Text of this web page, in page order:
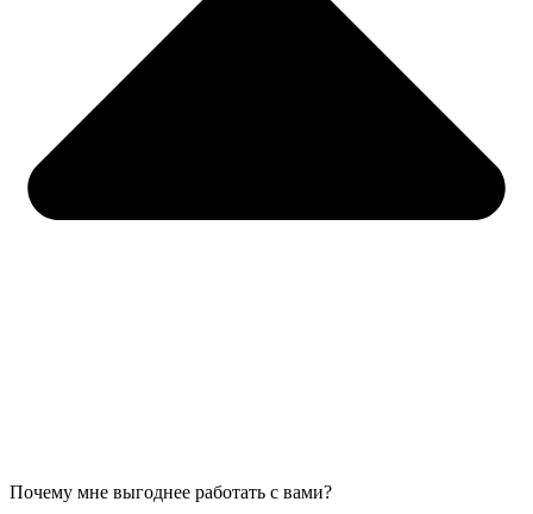
Почему мне выгоднее работать с вами?